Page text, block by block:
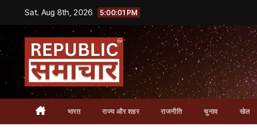
content
Sat. Aug 8th, 2026 5:00:02 PM
भारत राज्य और शहर राजनीति चुनाव खेल